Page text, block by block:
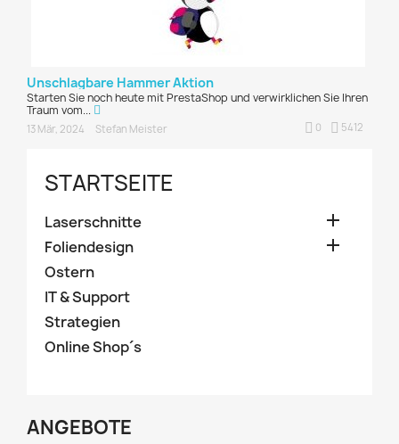
Unschlagbare Hammer Aktion
Starten Sie noch heute mit PrestaShop und verwirklichen Sie Ihren
Traum vom...
13 Mär, 2024 Stefan Meister 5412
0
STARTSEITE
Laserschnitte 
Foliendesign 
Ostern
IT & Support
Strategien
Online Shop´s
ANGEBOTE